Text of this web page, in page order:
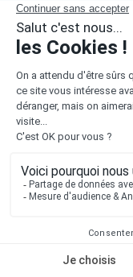
Il faut également
pour la maison.
faut prendre en
proposée par le
taxes éventuelles
Quant auxfrais de
Lorsque vous vous
nécessaire de faire
souvent coûteux